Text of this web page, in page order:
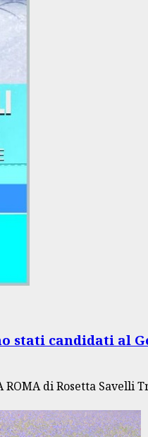
stati candidati al
ROMA di Rosetta Savelli